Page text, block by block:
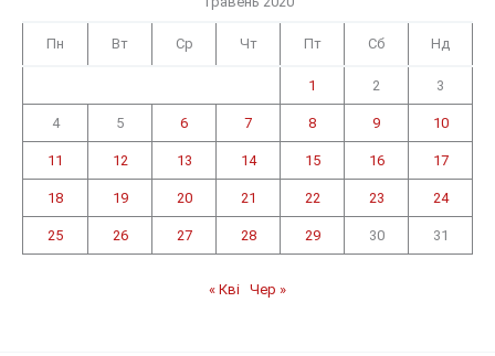
Пн Вт Ср Чт Пт Сб Нд
1 2 3
4 5 6 7 8 9 10
11 12 13 14 15 16 17
18 19 20 21 22 23 24
25 26 27 28 29 30 31
« Кві Чер »